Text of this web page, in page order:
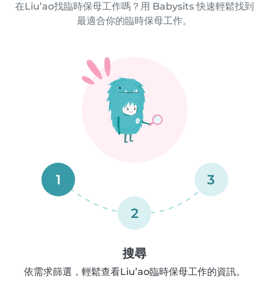
在Liu’ao找臨時保母工作嗎？用 Babysits 快速輕鬆找到
最適合你的臨時保母工作。
1
2
3
搜尋
依需求篩選，輕鬆查看Liu’ao臨時保母工作的資訊。